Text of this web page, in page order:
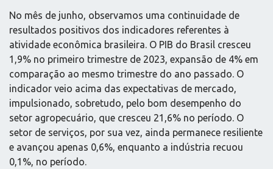
No mês de junho, observamos uma continuidade de
resultados positivos dos indicadores referentes à
atividade econômica brasileira. O PIB do Brasil cresceu
1,9% no primeiro trimestre de 2023, expansão de 4% em
comparação ao mesmo trimestre do ano passado. O
indicador veio acima das expectativas de mercado,
impulsionado, sobretudo, pelo bom desempenho do
setor agropecuário, que cresceu 21,6% no período. O
setor de serviços, por sua vez, ainda permanece resiliente
e avançou apenas 0,6%, enquanto a indústria recuou
0,1%, no período.